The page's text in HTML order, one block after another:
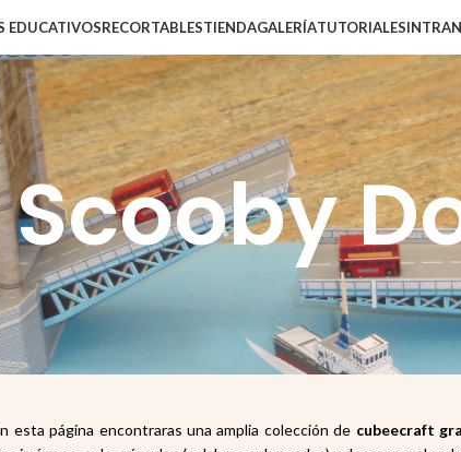
EDUCATIVOSRECORTABLESTIENDAGALERÍATUTORIALES
Scooby
esta página encontraras una amplia colección de cubeecraft